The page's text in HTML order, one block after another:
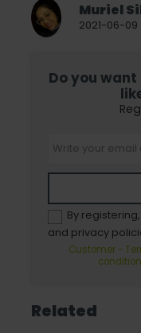
Muriel
2021-06-09
Do you
By
and privacy
Customer -
Related